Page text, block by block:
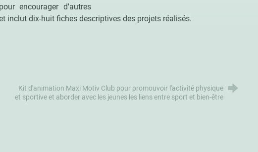
encourager d'autres
inclut dix-huit fiches descriptives des projets réalisés.
Kit d'animation Maxi Motiv Club pour promouvoir l'activité physique
et sportive et aborder avec les jeunes les liens entre sport et bien-être